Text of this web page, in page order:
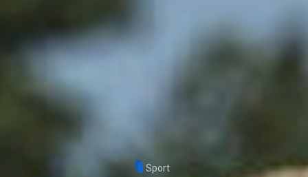
Sport